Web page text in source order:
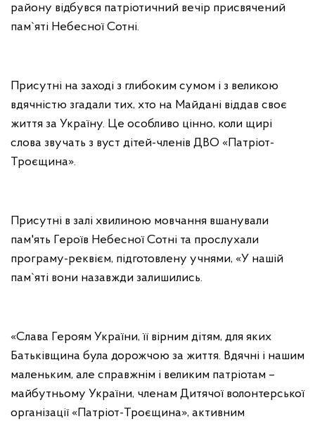
району відбувся патріотичний вечір присвячений
пам`яті Небесної Сотні.
Присутні на заході з глибоким сумом і з великою
вдячністю згадали тих, хто на Майдані віддав своє
життя за Україну. Це особливо цінно, коли щирі
слова звучать з вуст дітей-членів ДВО «Патріот-
Троєщина».
Присутні в залі хвилиною мовчання вшанували
пам'ять Героїв Небесної Сотні та прослухали
програму-реквієм, підготовлену учнями, «У нашій
пам`яті вони назавжди залишились.
«Слава Героям України, її вірним дітям, для яких
Батьківщина була дорожчою за життя. Вдячні і нашим
маленьким, але справжнім і великим патріотам –
майбутньому України, членам Дитячої волонтерської
організації «Патріот-Троєщина», активним